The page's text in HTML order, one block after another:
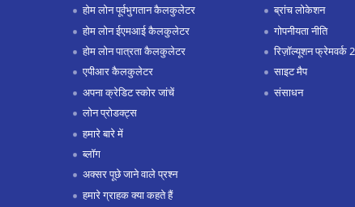
होम लोन पूर्वभुगतान कैलकुलेटर
होम लोन ईएमआई कैलकुलेटर
होम लोन पात्रता कैलकुलेटर
एपीआर कैलकुलेटर
अपना क्रेडिट स्कोर जांचें
लोन प्रोडक्ट्स
हमारे बारे में
ब्लॉग
अक्सर पूछे जाने वाले प्रश्न
हमारे ग्राहक क्या कहते हैं
ब्रांच लोकेशन
गोपनीयता नीति
रिज़ॉल्यूशन फ्रेमवर्क
साइट मैप
संसाधन